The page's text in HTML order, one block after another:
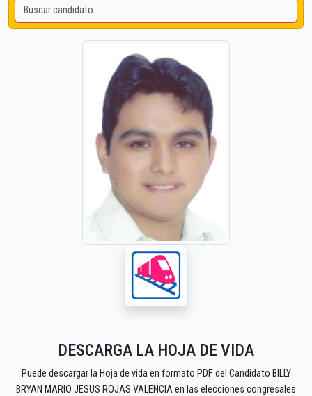
DESCARGA LA HOJA DE VIDA
Puede descargar la Hoja de vida en formato PDF del Candidato BILLY
BRYAN MARIO JESUS ROJAS VALENCIA en las elecciones congresales